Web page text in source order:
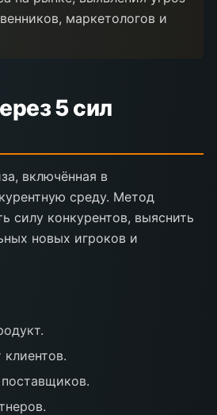
маркетологов и
5 сил
включённая в
среду. Метод
силу конкурентов, выяснить
новых игроков и